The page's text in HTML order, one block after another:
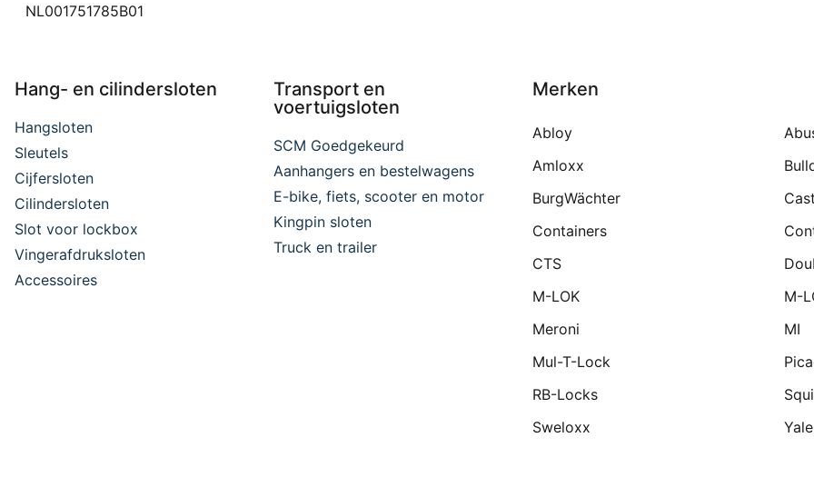
NL001751785B01
Hang- en cilindersloten
Hangsloten
Sleutels
Cijfersloten
Cilindersloten
Slot voor lockbox
Vingerafdruksloten
Accessoires
Transport en
voertuigsloten
SCM Goedgekeurd
Aanhangers en bestelwagens
E-bike, fiets, scooter en motor
Kingpin sloten
Truck en trailer
Merken
Abloy
Amloxx
BurgWächter
Containers
CTS
M-LOK
M-
Meroni
MI
Mul-T-Lock
RB-Locks
Sweloxx
Yale